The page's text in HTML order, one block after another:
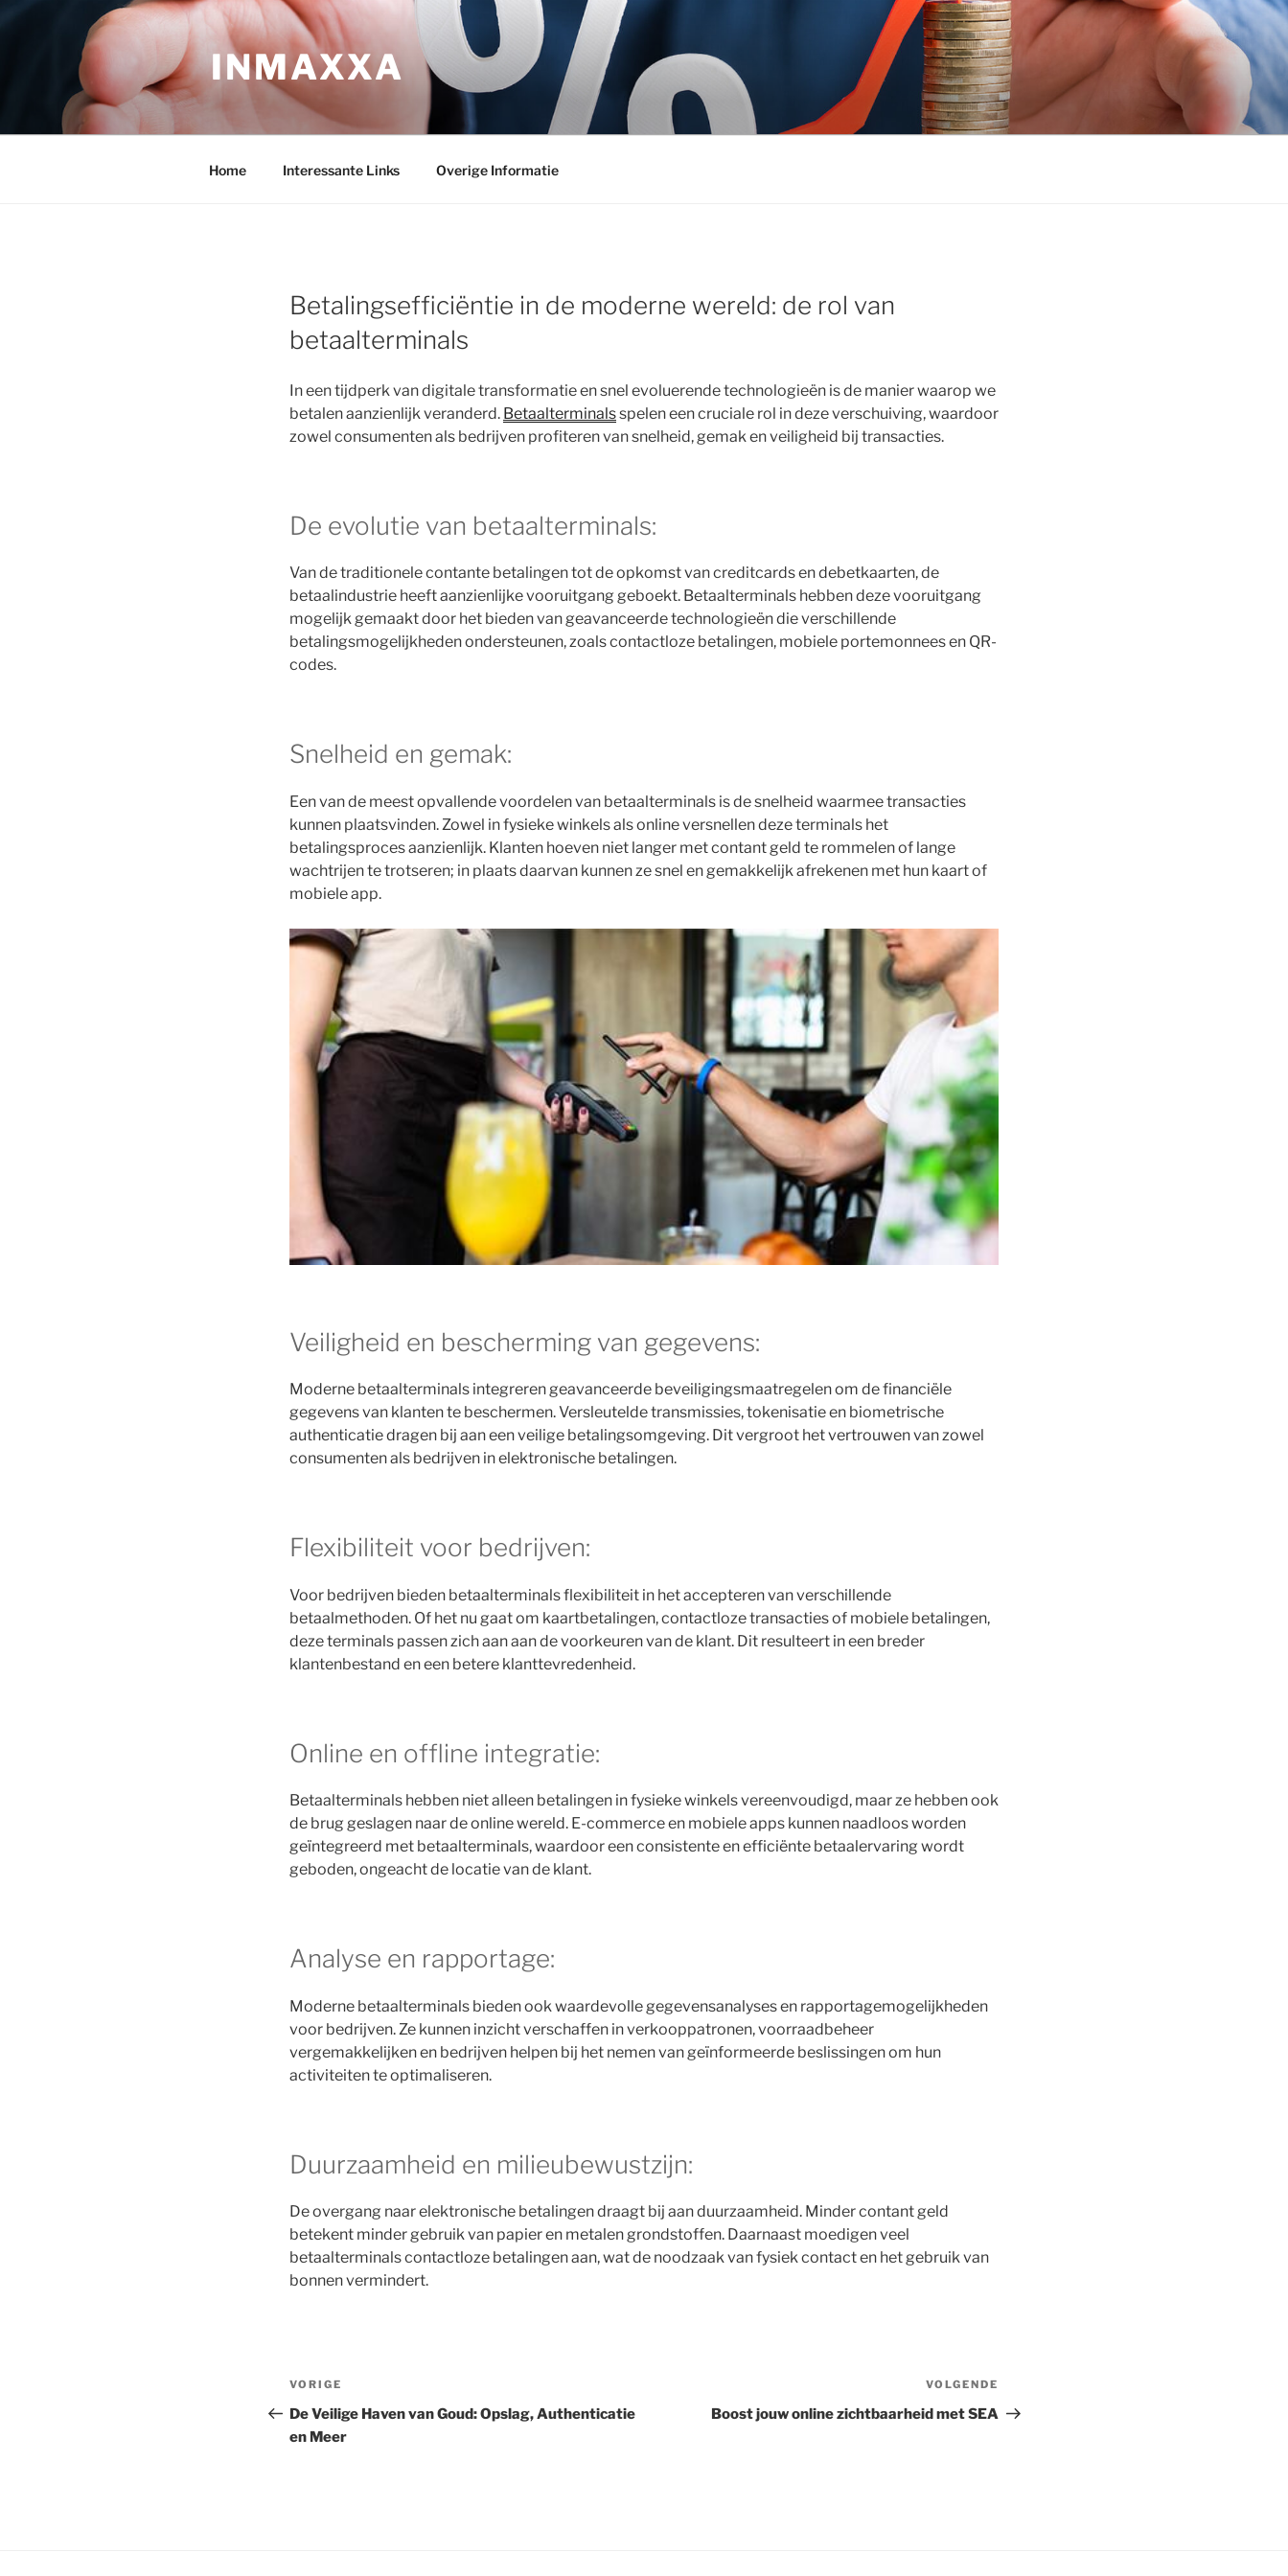
INMAXXA
Home Interessante Links Overige Informatie
Betalingsefficiëntie in de moderne wereld: de rol van
betaalterminals
In een tijdperk van digitale transformatie en snel evoluerende technologieën is de manier waarop we
betalen aanzienlijk veranderd. Betaalterminalsspelen een cruciale rol in deze verschuiving, waardoor
zowel consumenten als bedrijven profiteren van snelheid, gemak en veiligheid bij transacties.
De evolutie van betaalterminals:
Van de traditionele contante betalingen tot de opkomst van creditcards en debetkaarten, de
betaalindustrie heeft aanzienlijke vooruitgang geboekt. Betaalterminals hebben deze vooruitgang
mogelijk gemaakt door het bieden van geavanceerde technologieën die verschillende
betalingsmogelijkheden ondersteunen, zoals contactloze betalingen, mobiele portemonnees en QR-
codes.
Snelheid en gemak:
Een van de meest opvallende voordelen van betaalterminals is de snelheid waarmee transacties
kunnen plaatsvinden. Zowel in fysieke winkels als online versnellen deze terminals het
betalingsproces aanzienlijk. Klanten hoeven niet langer met contant geld te rommelen of lange
wachtrijen te trotseren; in plaats daarvan kunnen ze snel en gemakkelijk afrekenen met hun kaart of
mobiele app.
Veiligheid en bescherming van gegevens:
Moderne betaalterminals integreren geavanceerde beveiligingsmaatregelen om de financiële
gegevens van klanten te beschermen. Versleutelde transmissies, tokenisatie en biometrische
authenticatie dragen bij aan een veilige betalingsomgeving. Dit vergroot het vertrouwen van zowel
consumenten als bedrijven in elektronische betalingen.
Flexibiliteit voor bedrijven:
Voor bedrijven bieden betaalterminals flexibiliteit in het accepteren van verschillende
betaalmethoden. Of het nu gaat om kaartbetalingen, contactloze transacties of mobiele betalingen,
deze terminals passen zich aan aan de voorkeuren van de klant. Dit resulteert in een breder
klantenbestand en een betere klanttevredenheid.
Online en offline integratie:
Betaalterminals hebben niet alleen betalingen in fysieke winkels vereenvoudigd, maar ze hebben ook
de brug geslagen naar de online wereld. E-commerce en mobiele apps kunnen naadloos worden
geïntegreerd met betaalterminals, waardoor een consistente en efficiënte betaalervaring wordt
geboden, ongeacht de locatie van de klant.
Analyse en rapportage:
Moderne betaalterminals bieden ook waardevolle gegevensanalyses en rapportagemogelijkheden
voor bedrijven. Ze kunnen inzicht verschaffen in verkooppatronen, voorraadbeheer
vergemakkelijken en bedrijven helpen bij het nemen van geïnformeerde beslissingen om hun
activiteiten te optimaliseren.
Duurzaamheid en milieubewustzijn:
De overgang naar elektronische betalingen draagt bij aan duurzaamheid. Minder contant geld
betekent minder gebruik van papier en metalen grondstoffen. Daarnaast moedigen veel
betaalterminals contactloze betalingen aan, wat de noodzaak van fysiek contact en het gebruik van
bonnen vermindert.
Bericht
navigatie
Vorig
bericht
VORIGE
De Veilige Haven van Goud: Opslag, Authenticatie
en Meer
bericht
VOLGENDE
Boost jouw online zichtbaarheid met SEA